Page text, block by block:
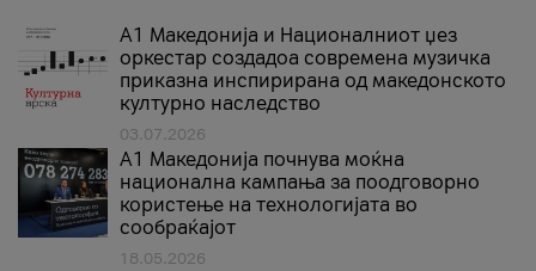
А1 Македонија и Националниот џез
оркестар создадоа современа музичка
приказна инспирирана од македонското
културно наследство
03.07.2026
A1 Македонија почнува моќна
национална кампања за поодговорно
користење на технологијата во
сообраќајот
18.05.2026